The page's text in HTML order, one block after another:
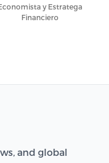
y Estratega
Financiero
and global